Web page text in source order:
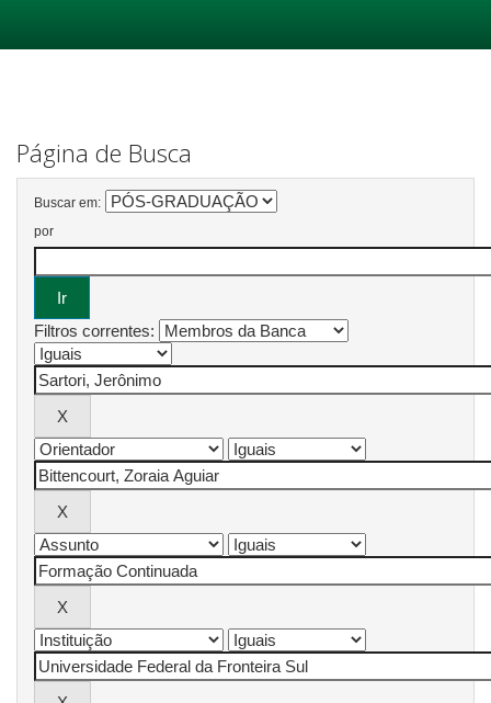
Página de Busca
Buscar em:
por
Filtros correntes: